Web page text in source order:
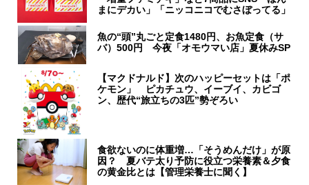
まにデカい」「ニッコニコでむさぼってる」
魚の“頭”丸ごと定食1480円、お魚定食（サ
バ）500円 今夜「オモウマい店」夏休みSP
【マクドナルド】次のハッピーセットは「ポ
ケモン」 ピカチュウ、イーブイ、カビゴ
ン、歴代“旅立ちの3匹”勢ぞろい
食欲ないのに体重増…「そうめんだけ」が原
因？ 夏バテ太り予防に役立つ栄養素＆夕食
の黄金比とは【管理栄養士に聞く】